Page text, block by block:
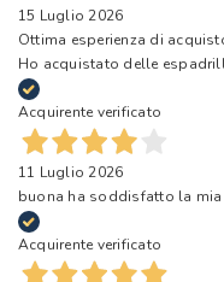
15 Luglio 2026
Ottima esperienza di
Ho acquistato delle
Acquirente verificato
11 Luglio 2026
buona ha soddisfatto la mia
Acquirente verificato